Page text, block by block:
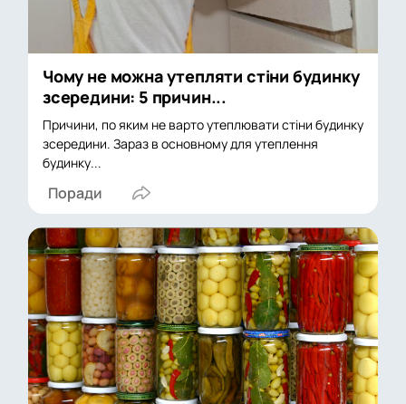
Чому не можна утепляти стіни будинку
зсередини: 5 причин...
Причини, по яким не варто утеплювати стіни будинку
зсередини. Зараз в основному для утеплення
будинку...
Поради